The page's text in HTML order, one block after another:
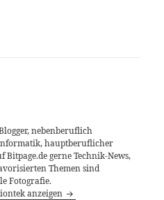
nebenberuflich
hauptberuflicher
gerne Technik-News,
Themen sind
Fotografie.
anzeigen